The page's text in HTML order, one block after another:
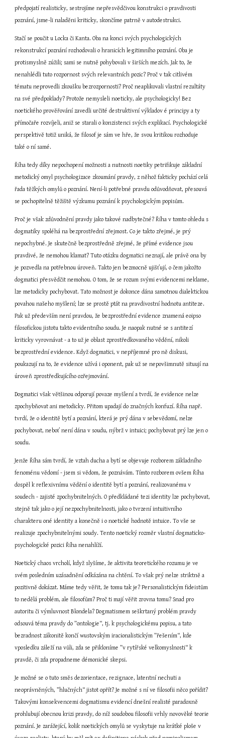
předpojatí realisticky, sestrojíme nepřesvědčivou konstrukci o pravdivosti
poznání, jsme-li naladěni kriticky, skončíme patrně v autodestrukci.
Stačí se poučit u Locka či Kanta. Oba na konci svých psychologických
rekonstrukcí poznání rozhodovali o hranicích legitimního poznání. Oba je
protismyslně zúžili; sami se nutně pohybovali v širších mezích. Jak to, že
nenahlédli tuto rozpornost svých relevantních pozic? Proč v tak citlivém
tématu neprovedli zkoušku bezrozpornosti? Proč neaplikovali vlastní rezultáty
na své předpoklady? Protože nemysleli noeticky, ale psychologicky! Bez
noetického prověřování zavedli určité destruktivní výkladov é principy a ty
přímočaře rozvíjeli, aniž se starali o konzistenci svých explikací. Psychologické
perspektivě totiž uniká, že filosof je sám ve hře, že svou kritikou rozhoduje
také o ní samé.
Říha tedy díky nepochopení možnosti a nutnosti noetiky petrifikuje základní
metodický omyl psychologizace zkoumání pravdy, z něhož fakticky pochází celá
řada těžkých omylů o poznání. Není-li potřebné pravdu odůvodňovat, přesouvá
se pochopitelně těžiště výzkumu poznání k psychologickým popisům.
Proč je však zdůvodnění pravdy jako takové nadbytečné? Říha v tomto ohledu s
dogmatiky spoléhá na bezprostřední zřejmost. Co je takto zřejmé, je prý
nepochybné. Je skutečně bezprostředně zřejmé, že přímé evidence jsou
pravdivé, že nemohou klamat? Tuto otázku dogmatici neznají, ale právě ona by
je pozvedla na potřebnou úroveň. Takto jen bezmocně ujišťují, o čem jakožto
dogmatici přesvědčit nemohou. O tom, že se rozum svými evidencemi neklame,
lze metodicky pochybovat. Tato možnost je dokonce dána samotnou dialektickou
povahou našeho myšlení; lze se prostě ptát na pravdivostní hodnotu antiteze.
Pak už především není pravdou, že bezprostřední evidence znamená eoipso
filosofickou jistotu takto evidentního soudu. Je naopak nutné se s antitezí
kriticky vyrovnávat - a to už je oblast zprostředkovaného vědění, nikoli
bezprostřední evidence. Když dogmatici, v nepříjemné pro ně diskusi,
poukazují na to, že evidence užívá i oponent, pak už se nepovšimnutě situují na
úroveň zprostředkujícího ozřejmování.
Dogmatici však většinou odporují povaze myšlení a tvrdí, že evidence nelze
zpochybňovat ani metodicky. Přitom upadají do značných konfuzí. Říha např.
tvrdí, že o identitě bytí a poznání, která je prý dána v sebevědomí, nelze
pochybovat, neboť není dána v soudu, nýbrž v intuici; pochybovat prý lze jen o
soudu.
Jenže Říha sám tvrdí, že vztah ducha a bytí se objevuje rozborem základního
fenoménu vědomí - jsem si vědom, že poznávám. Tímto rozborem ovšem Říha
dospěl k reflexivnímu vědění o identitě bytí a poznání, realizovanému v
soudech - zajisté zpochybnitelných. O předkládané tezi identity lze pochybovat,
stejně tak jako o její nezpochybnitelnosti, jako o tvrzení intuitivního
charakteru oné identity a konečně i o noetické hodnotě intuice. To vše se
realizuje zpochybnitelnými soudy. Tento noetický rozměr vlastní dogmaticko-
psychologické pozici Říha nenahlíží.
Noetický chaos vrcholí, když slyšíme, že aktivita teoretického rozumu je ve
svém posledním uzásadnění odkázána na chtění. To však prý nelze striktně a
pozitivně dokázat. Máme tedy věřit, že tomu tak je? Personalistickým fideistům
to nedělá problém, ale filosofům? Proč ti mají věřit zrovna tomu? Snad pro
autoritu či výmluvnost Blondela? Dogmatismem seškrtaný problém pravdy
odsouvá téma pravdy do ”ontologie“, tj. k psychologickému popisu, a tato
bezradnost zákonitě končí wustovským iracionalistickým ”řešením“, kde
vposledku záleží na vůli, zda se přikloníme ”v rytířské velkomyslnosti“ k
pravdě, či zda propadneme démonické skepsi.
Je možné se o tuto směs dezorientace, rezignace, latentní nechuti a
neoprávněných, ”hlučných“ jistot opřít? Je možné s ní ve filosofii něco pořídit?
Takovými konsekvencemi dogmatismu evidencí dnešní realisté paradoxně
prohlubují obecnou krizi pravdy, do níž soudobou filosofii vrhly novověké teorie
poznání. Je zarážející, kolik noetických omylů se vyskytuje na krátké ploše v